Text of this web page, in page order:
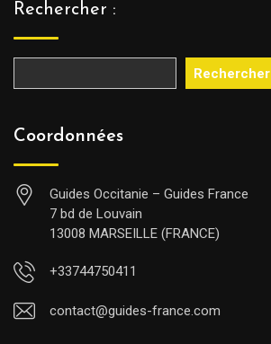
Rechercher :
Rechercher
Coordonnées
Guides Occitanie – Guides France
7 bd de Louvain
13008 MARSEILLE (FRANCE)
+33744750411
contact@guides-france.com